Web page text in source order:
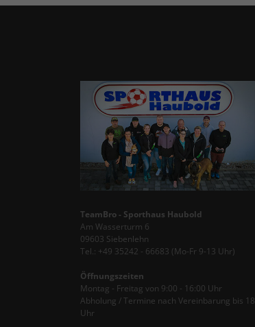
TeamBro - Sporthaus Haubold
Am Wasserturm 6
09603 Siebenlehn
Tel.: +49 35242 - 66683 (Mo-Fr 9-13 Uhr)
Öffnungszeiten
Montag - Freitag von 9:00 - 16:00 Uhr
Abholung / Termine nach Vereinbarung bis 18
Uhr